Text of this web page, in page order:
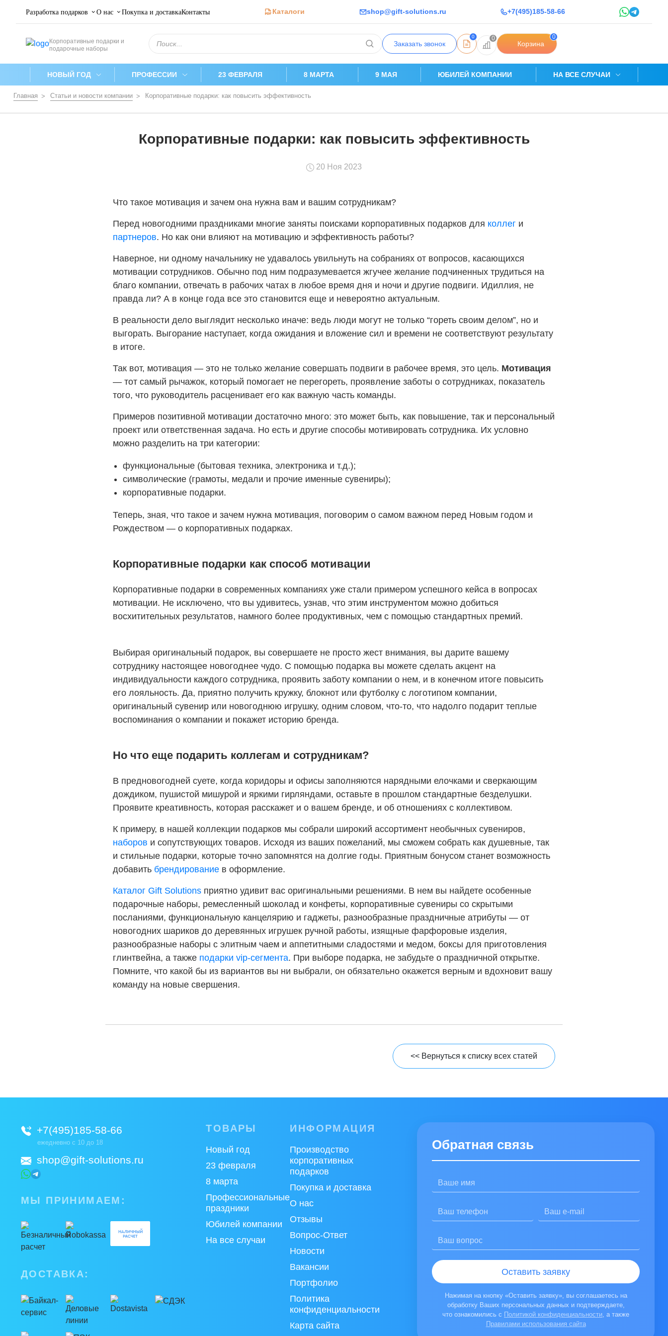
Разработка подарков О нас Покупка и доставкаКонтакты Каталоги shop@gift-solutions.ru +7(495)185-58-66
Корпоративные подарки и
подарочные наборы
Поиск
товаров
Заказать звонок
0 0
Корзина
0
НОВЫЙ ГОД ПРОФЕССИИ 23 ФЕВРАЛЯ 8 МАРТА 9 МАЯ ЮБИЛЕЙ КОМПАНИИ НА ВСЕ СЛУЧАИ
Главная Статьи и новости компании Корпоративные подарки: как повысить эффективность
Корпоративные подарки: как повысить эффективность
20 Ноя 2023
Что такое мотивация и зачем она нужна вам и вашим сотрудникам?
Перед новогодними праздниками многие заняты поисками корпоративных подарков для коллег и
партнеров. Но как они влияют на мотивацию и эффективность работы?
Наверное, ни одному начальнику не удавалось увильнуть на собраниях от вопросов, касающихся
мотивации сотрудников. Обычно под ним подразумевается жгучее желание подчиненных трудиться на
благо компании, отвечать в рабочих чатах в любое время дня и ночи и другие подвиги. Идиллия, не
правда ли? А в конце года все это становится еще и невероятно актуальным.
В реальности дело выглядит несколько иначе: ведь люди могут не только “гореть своим делом”, но и
выгорать. Выгорание наступает, когда ожидания и вложение сил и времени не соответствуют результату
в итоге.
Так вот, мотивация — это не только желание совершать подвиги в рабочее время, это цель. Мотивация
— тот самый рычажок, который помогает не перегореть, проявление заботы о сотрудниках, показатель
того, что руководитель расценивает его как важную часть команды.
Примеров позитивной мотивации достаточно много: это может быть, как повышение, так и персональный
проект или ответственная задача. Но есть и другие способы мотивировать сотрудника. Их условно
можно разделить на три категории:
функциональные (бытовая техника, электроника и т.д.);
символические (грамоты, медали и прочие именные сувениры);
корпоративные подарки.
Теперь, зная, что такое и зачем нужна мотивация, поговорим о самом важном перед Новым годом и
Рождеством — о корпоративных подарках.
Корпоративные подарки как способ мотивации
Корпоративные подарки в современных компаниях уже стали примером успешного кейса в вопросах
мотивации. Не исключено, что вы удивитесь, узнав, что этим инструментом можно добиться
восхитительных результатов, намного более продуктивных, чем с помощью стандартных премий.
Выбирая оригинальный подарок, вы совершаете не просто жест внимания, вы дарите вашему
сотруднику настоящее новогоднее чудо. С помощью подарка вы можете сделать акцент на
индивидуальности каждого сотрудника, проявить заботу компании о нем, и в конечном итоге повысить
его лояльность. Да, приятно получить кружку, блокнот или футболку с логотипом компании,
оригинальный сувенир или новогоднюю игрушку, одним словом, что-то, что надолго подарит теплые
воспоминания о компании и покажет историю бренда.
Но что еще подарить коллегам и сотрудникам?
В предновогодней суете, когда коридоры и офисы заполняются нарядными елочками и сверкающим
дождиком, пушистой мишурой и яркими гирляндами, оставьте в прошлом стандартные безделушки.
Проявите креативность, которая расскажет и о вашем бренде, и об отношениях с коллективом.
К примеру, в нашей коллекции подарков мы собрали широкий ассортимент необычных сувениров,
наборов и сопутствующих товаров. Исходя из ваших пожеланий, мы сможем собрать как душевные, так
и стильные подарки, которые точно запомнятся на долгие годы. Приятным бонусом станет возможность
добавить брендирование в оформление.
Каталог Gift Solutions приятно удивит вас оригинальными решениями. В нем вы найдете особенные
подарочные наборы, ремесленный шоколад и конфеты, корпоративные сувениры со скрытыми
посланиями, функциональную канцелярию и гаджеты, разнообразные праздничные атрибуты — от
новогодних шариков до деревянных игрушек ручной работы, изящные фарфоровые изделия,
разнообразные наборы с элитным чаем и аппетитными сладостями и медом, боксы для приготовления
глинтвейна, а также подарки vip-сегмента. При выборе подарка, не забудьте о праздничной открытке.
Помните, что какой бы из вариантов вы ни выбрали, он обязательно окажется верным и вдохновит вашу
команду на новые свершения.
<< Вернуться к списку всех статей
+7(495)185-58-66
ежедневно с 10 до 18
shop@gift-solutions.ru
МЫ ПРИНИМАЕМ:
ДОСТАВКА:
ТОВАРЫ
Новый год
23 февраля
8 марта
Профессиональные
праздники
Юбилей компании
На все случаи
ИНФОРМАЦИЯ
Производство
корпоративных
подарков
Покупка и доставка
О нас
Отзывы
Вопрос-Ответ
Новости
Вакансии
Портфолио
Политика
конфиденциальности
Карта сайта
Обратная связь
Оставить заявку
Нажимая на кнопку «Оставить заявку», вы соглашаетесь на
обработку Ваших персональных данных и подтверждаете,
что ознакомились с Политикой конфиденциальности, а также
Правилами использования сайта
Наши специалисты с радостью проконсультируют Вас по всем
Ваше имя:
Соглашаюсь на обработку персональных данных
Ознакомлен(а) сПолитикой конфиденциальности
Телефон
Отзыв:
Ваша заявка принята, наши специалисты свяжутся с вами в ближайшее
ОК
Для доступа на сайт необходимо подтвердить
Сайт содержит информацию, не рекомендованную для лиц, не достигших
Мне исполнилось 18 лет!